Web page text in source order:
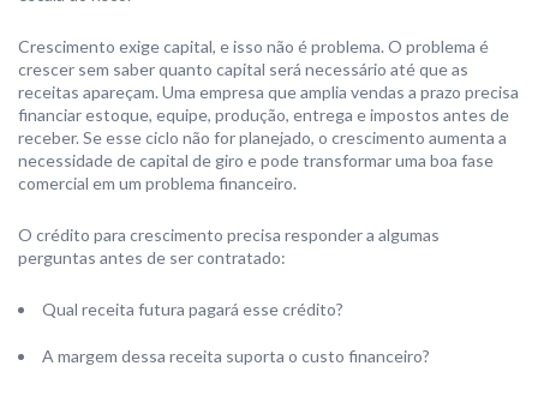
Crescimento exige capital, e isso não é problema. O problema é
crescer sem saber quanto capital será necessário até que as
receitas apareçam. Uma empresa que amplia vendas a prazo precisa
financiar estoque, equipe, produção, entrega e impostos antes de
receber. Se esse ciclo não for planejado, o crescimento aumenta a
necessidade de capital de giro e pode transformar uma boa fase
comercial em um problema financeiro.
O crédito para crescimento precisa responder a algumas
perguntas antes de ser contratado:
Qual receita futura pagará esse crédito?
A margem dessa receita suporta o custo financeiro?